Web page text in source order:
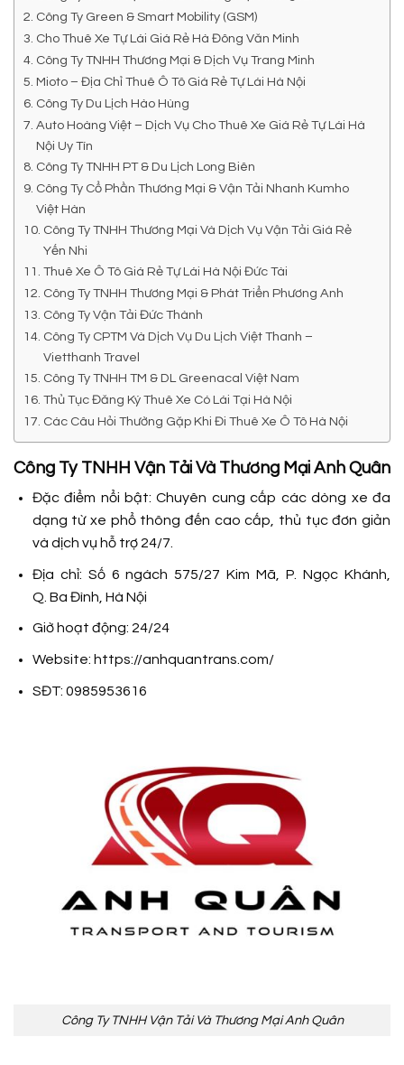
Công Ty Green & Smart Mobility (GSM)
Cho Thuê Xe Tự Lái Giá Rẻ Hà Đông Văn Minh
Công Ty TNHH Thương Mại & Dịch Vụ Trang Minh
Mioto – Địa Chỉ Thuê Ô Tô Giá Rẻ Tự Lái Hà Nội
Công Ty Du Lịch Hào Hùng
Auto Hoàng Việt – Dịch Vụ Cho Thuê Xe Giá Rẻ Tự Lái Hà
Nội Uy Tín
Công Ty TNHH PT & Du Lịch Long Biên
Công Ty Cổ Phần Thương Mại & Vận Tải Nhanh Kumho
Việt Hàn
Công Ty TNHH Thương Mại Và Dịch Vụ Vận Tải Giá Rẻ
Yến Nhi
Thuê Xe Ô Tô Giá Rẻ Tự Lái Hà Nội Đức Tài
Công Ty TNHH Thương Mại & Phát Triển Phương Anh
Công Ty Vận Tải Đức Thành
Công Ty CPTM Và Dịch Vụ Du Lịch Việt Thanh –
Vietthanh Travel
Công Ty TNHH TM & DL Greenacal Việt Nam
Thủ Tục Đăng Ký Thuê Xe Có Lái Tại Hà Nội
Các Câu Hỏi Thường Gặp Khi Đi Thuê Xe Ô Tô Hà Nội
Công Ty TNHH Vận Tải Và Thương Mại Anh Quân
Đặc điểm nổi bật: Chuyên cung cấp các dòng xe đa
dạng từ xe phổ thông đến cao cấp, thủ tục đơn giản
và dịch vụ hỗ trợ 24/7.
Địa chỉ: Số 6 ngách 575/27 Kim Mã, P. Ngọc Khánh,
Q. Ba Đình, Hà Nội
Giờ hoạt động: 24/24
Website: https://anhquantrans.com/
SĐT: 0985953616
Công Ty TNHH Vận Tải Và Thương Mại Anh Quân